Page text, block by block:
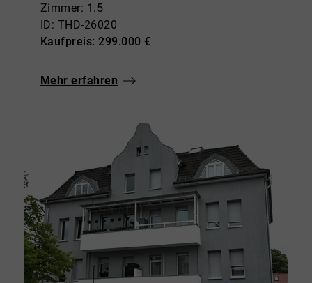
Zimmer: 1.5
ID: THD-26020
Kaufpreis: 299.000 €
Mehr erfahren